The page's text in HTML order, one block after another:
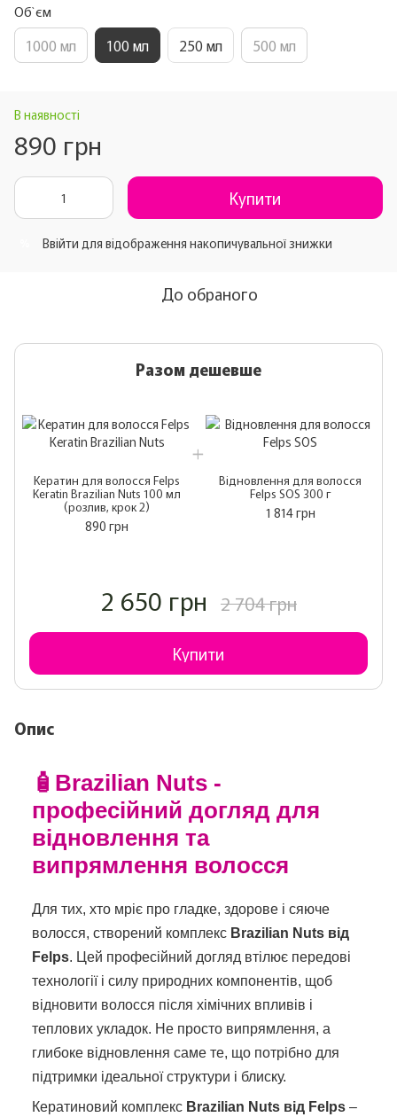
Об`єм
1000 мл 100 мл 250 мл 500 мл
В наявності
890 грн
Купити
Ввійти для відображення накопичувальної знижки
До обраного
Разом дешевше
Кератин для волосся Felps
Keratin Brazilian Nuts 100 мл
(розлив, крок 2)
890 грн
Відновлення для волосся
Felps SOS 300 г
1 814 грн
2 650 грн 2 704 грн
Купити
Опис
🧴Brazilian Nuts -
професійний догляд для
відновлення та
випрямлення волосся
Для тих, хто мріє про гладке, здорове і сяюче
волосся, створений комплекс Brazilian Nuts від
Felps. Цей професійний догляд втілює передові
технології і силу природних компонентів, щоб
відновити волосся після хімічних впливів і
теплових укладок. Не просто випрямлення, а
глибоке відновлення саме те, що потрібно для
підтримки ідеальної структури і блиску.
Кератиновий комплекс Brazilian Nuts від Felps –